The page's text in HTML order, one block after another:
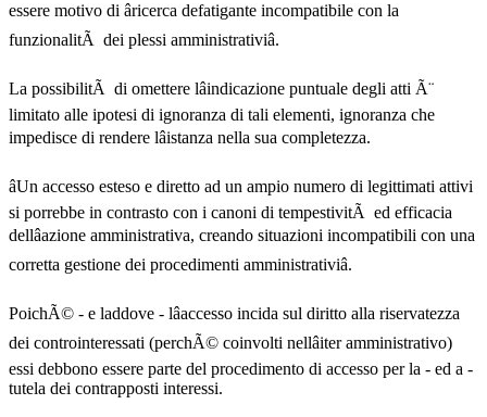
essere motivo di âricerca defatigante incompatibile con la
funzionalitÃ dei plessi amministrativiâ.
La possibilitÃ di omettere lâindicazione puntuale degli atti Ã¨
limitato alle ipotesi di ignoranza di tali elementi, ignoranza che
impedisce di rendere lâistanza nella sua completezza.
âUn accesso esteso e diretto ad un ampio numero di legittimati attivi
si porrebbe in contrasto con i canoni di tempestivitÃ ed efficacia
dellâazione amministrativa, creando situazioni incompatibili con una
corretta gestione dei procedimenti amministrativiâ.
PoichÃ© - e laddove - lâaccesso incida sul diritto alla riservatezza
dei controinteressati (perchÃ© coinvolti nellâiter amministrativo)
essi debbono essere parte del procedimento di accesso per la - ed a -
tutela dei contrapposti interessi.